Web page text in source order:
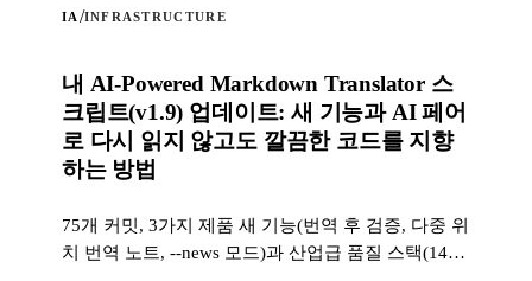
IA /INFRASTRUCTURE
내 AI-Powered Markdown Translator 스
크립트(v1.9) 업데이트: 새 기능과 AI 페어
로 다시 읽지 않고도 깔끔한 코드를 지향
하는 방법
75개 커밋, 3가지 제품 새 기능(번역 후 검증, 다중 위
치 번역 노트, --news 모드)과 산업급 품질 스택(14개